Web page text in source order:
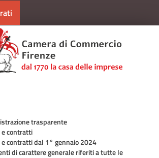
trasparente
e contratti
e contratti dal 1° gennaio 2024
di carattere generale riferiti a tutte le